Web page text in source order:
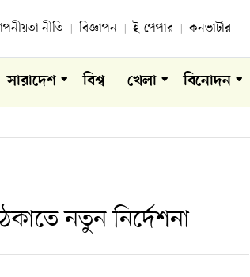
নীতি বিজ্ঞাপন ই-পেপার কনভার্টার
সারাদেশ বিশ্ব খেলা বিনোদন
নতুন নির্দেশনা